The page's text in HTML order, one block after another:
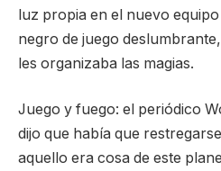
luz propia en el nuevo
negro de juego
les organizaba las magias.
Juego y fuego: el periódico
dijo que había que
aquello era cosa de este